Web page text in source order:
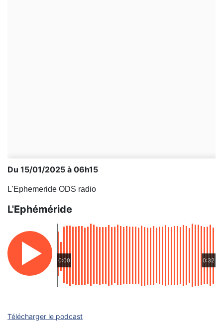
Du 15/01/2025 à 06h15
L'Ephemeride ODS radio
L'Ephéméride
0:00 0:32
Télécharger le podcast